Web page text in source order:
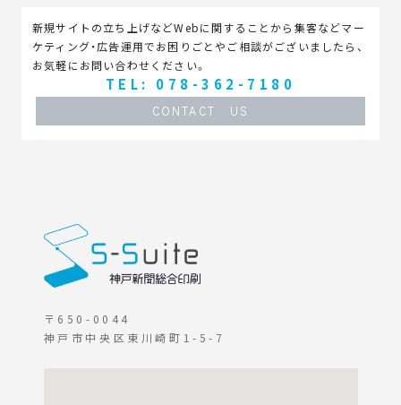
新規サイトの立ち上げなどWebに関することから集客などマー
ケティング・広告運用でお困りごとやご相談がございましたら、
お気軽にお問い合わせください。
TEL: 078-362-7180
CONTACT US
〒650-0044
神戸市中央区東川崎町1-5-7